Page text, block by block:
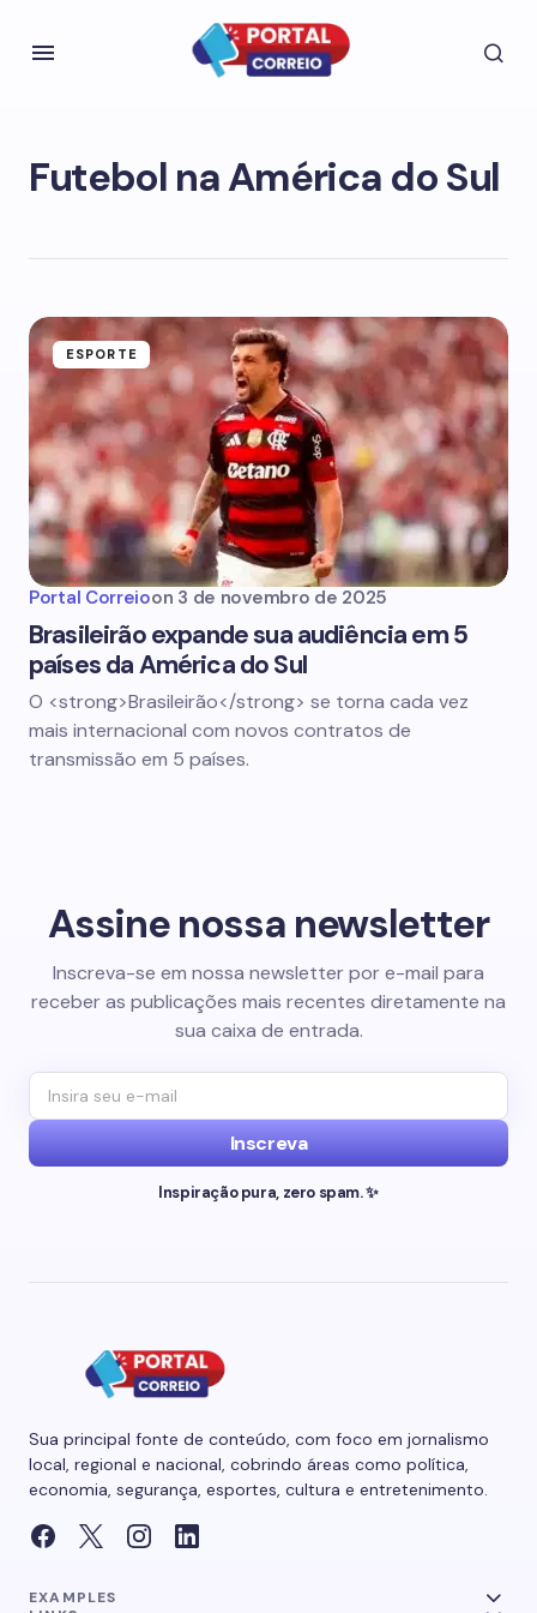
Futebol na América do Sul
ESPORTE
Portal Correioon 3 de novembro de 2025
Brasileirão expande sua audiência em 5
países da América do Sul
O <strong>Brasileirão</strong> se torna cada vez
mais internacional com novos contratos de
transmissão em 5 países.
Assine nossa newsletter
Inscreva-se em nossa newsletter por e-mail para
receber as publicações mais recentes diretamente na
sua caixa de entrada.
Inscreva
Inspiração pura, zero spam. ✨
Sua principal fonte de conteúdo, com foco em jornalismo
local, regional e nacional, cobrindo áreas como política,
economia, segurança, esportes, cultura e entretenimento.
EXAMPLES